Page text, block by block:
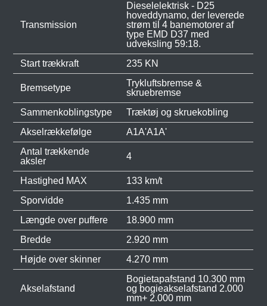
Transmission
Dieselelektrisk - D25
hoveddynamo, der leverede
strøm til 4 banemotorer af
type EMD D37 med
udveksling 59:18.
Start trækkraft
235 KN
Bremsetype
Trykluftsbremse &
skruebremse
Sammenkoblingstype
Træktøj og skruekobling
Akselrækkefølge
A1A'A1A'
Antal trækkende
aksler
4
Hastighed MAX
133 km/t
Sporvidde
1.435 mm
Længde over puffere
18.900 mm
Bredde
2.920 mm
Højde over skinner
4.270 mm
Akselafstand
Bogietapafstand 10.300 mm
og bogieakselafstand 2.000
mm+ 2.000 mm